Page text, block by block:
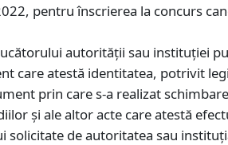
pentru înscrierea la concurs
autorităţii sau instituţiei
care atestă identitatea, potrivit
prin care s-a realizat
şi ale altor acte care atestă
solicitate de autoritatea sau